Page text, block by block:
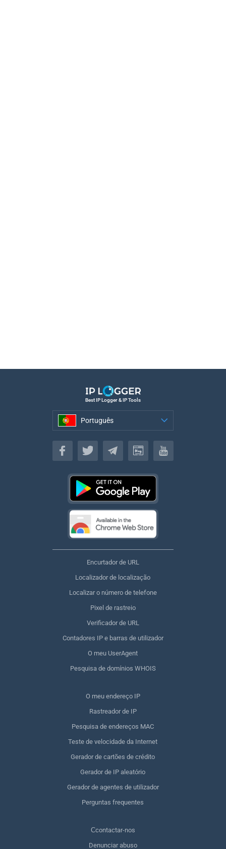
Best IP Logger & IP Tools
Português
Português
Encurtador de URL
Localizador de localização
Localizar o número de telefone
Pixel de rastreio
Verificador de URL
Contadores IP e barras de utilizador
O meu UserAgent
Pesquisa de domínios WHOIS
O meu endereço IP
Rastreador de IP
Pesquisa de endereços MAC
Teste de velocidade da Internet
Gerador de cartões de crédito
Gerador de IP aleatório
Gerador de agentes de utilizador
Perguntas frequentes
Сcontactar-nos
Denunciar abuso